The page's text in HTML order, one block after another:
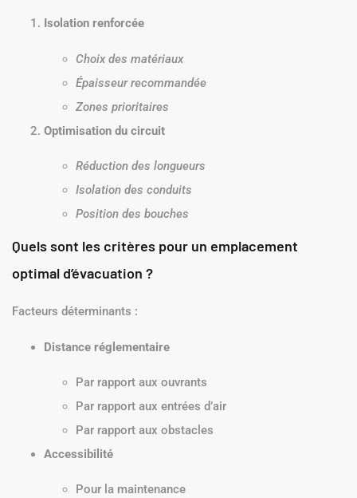
Isolation renforcée
Choix des matériaux
Épaisseur recommandée
Zones prioritaires
Optimisation du circuit
Réduction des longueurs
Isolation des conduits
Position des bouches
Quels sont les critères pour un emplacement
optimal d’évacuation ?
Facteurs déterminants :
Distance réglementaire
Par rapport aux ouvrants
Par rapport aux entrées d’air
Par rapport aux obstacles
Accessibilité
Pour la maintenance